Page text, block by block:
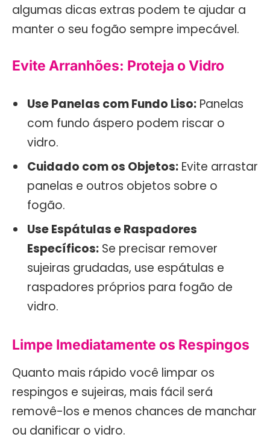
algumas dicas extras podem te ajudar a
manter o seu fogão sempre impecável.
Evite Arranhões: Proteja o Vidro
Use Panelas com Fundo Liso: Panelas
com fundo áspero podem riscar o
vidro.
Cuidado com os Objetos: Evite arrastar
panelas e outros objetos sobre o
fogão.
Use Espátulas e Raspadores
Específicos: Se precisar remover
sujeiras grudadas, use espátulas e
raspadores próprios para fogão de
vidro.
Limpe Imediatamente os Respingos
Quanto mais rápido você limpar os
respingos e sujeiras, mais fácil será
removê-los e menos chances de manchar
ou danificar o vidro.